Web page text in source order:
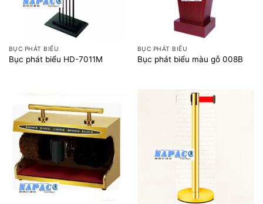
BỤC PHÁT BIỂU
Bục phát biểu HD-7011M
BỤC PHÁT BIỂU
Bục phát biểu màu gỗ 008B